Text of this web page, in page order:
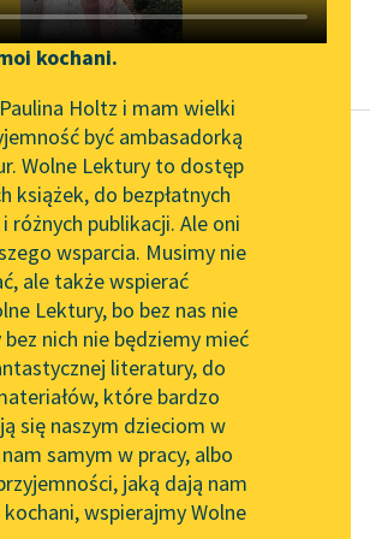
Zgłoś brak utworu
x
Narzędzia
Mapa Wolnych Lektur
Leśmianator
Przewodnik dla piszących i
czytających
API
OAI-PMH
Widget Wolnych Lektur
Przypisy
kochani.
Holtz i mam wielki
być ambasadorką
Wolne Lektury to dostęp
książek, do bezpłatnych
różnych publikacji. Ale oni
wsparcia. Musimy nie
ale także wspierać
Lektury, bo bez nas nie
bez nich nie będziemy mieć
literatury, do
które bardzo
się naszym dzieciom w
samym w pracy, albo
jaką dają nam
wspierajmy Wolne
Zofii Urbanowskiej
Zofia Urbanowska
Księżniczka
Czy pan z patriotyzmu,
nie dla własnej
korzyści, produkujesz i
sprzedajesz nasiona?
Czy pańska
najstarsza...
Czytaj więcej